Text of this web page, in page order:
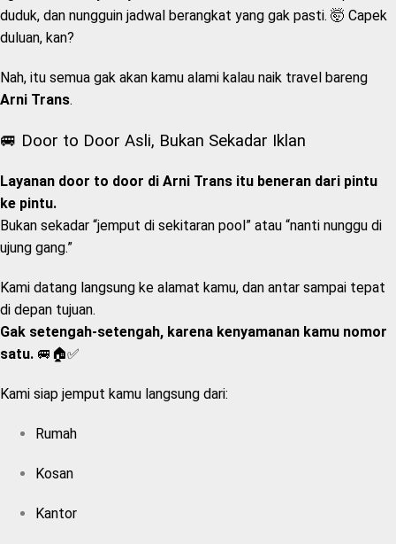
duduk, dan nungguin jadwal berangkat yang gak pasti. 🤯 Capek
duluan, kan?
Nah, itu semua gak akan kamu alami kalau naik travel bareng
Arni Trans.
🚐 Door to Door Asli, Bukan Sekadar Iklan
Layanan door to door di Arni Trans itu beneran dari pintu
ke pintu.
Bukan sekadar “jemput di sekitaran pool” atau “nanti nunggu di
ujung gang.”
Kami datang langsung ke alamat kamu, dan antar sampai tepat
di depan tujuan.
Gak setengah-setengah, karena kenyamanan kamu nomor
satu. 🚐🏠✅
Kami siap jemput kamu langsung dari:
Rumah
Kosan
Kantor